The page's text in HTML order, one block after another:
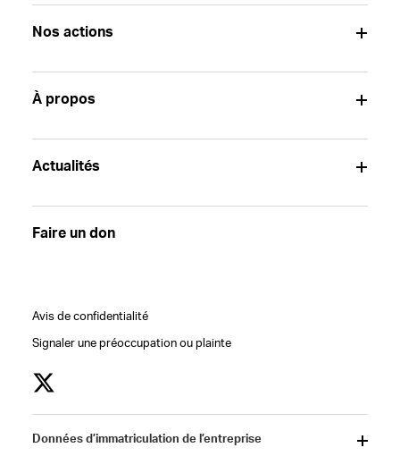
Nos actions
À propos
Actualités
Faire un don
Avis de confidentialité
Signaler une préoccupation ou plainte
Données d’immatriculation de l’entreprise